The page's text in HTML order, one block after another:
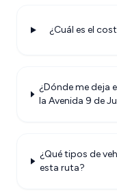
¿Cuál es el
¿Dónde me deja
la Avenida 9 de
¿Qué tipos de
esta ruta?